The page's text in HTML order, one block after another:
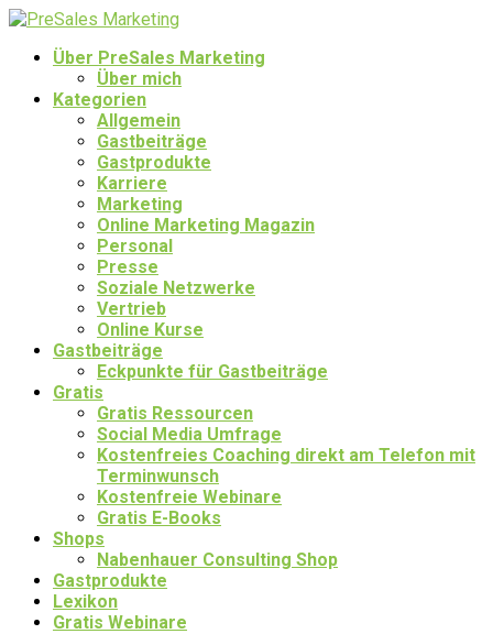
Über PreSales Marketing
Über mich
Kategorien
Allgemein
Gastbeiträge
Gastprodukte
Karriere
Marketing
Online Marketing Magazin
Personal
Presse
Soziale Netzwerke
Vertrieb
Online Kurse
Gastbeiträge
Eckpunkte für Gastbeiträge
Gratis
Gratis Ressourcen
Social Media Umfrage
Kostenfreies Coaching direkt am Telefon mit
Terminwunsch
Kostenfreie Webinare
Gratis E-Books
Shops
Nabenhauer Consulting Shop
Gastprodukte
Lexikon
Gratis Webinare